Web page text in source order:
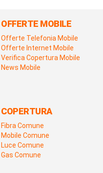
OFFERTE MOBILE
Offerte Telefonia Mobile
Offerte Internet Mobile
Verifica Copertura Mobile
News Mobile
COPERTURA
Fibra Comune
Mobile Comune
Luce Comune
Gas Comune